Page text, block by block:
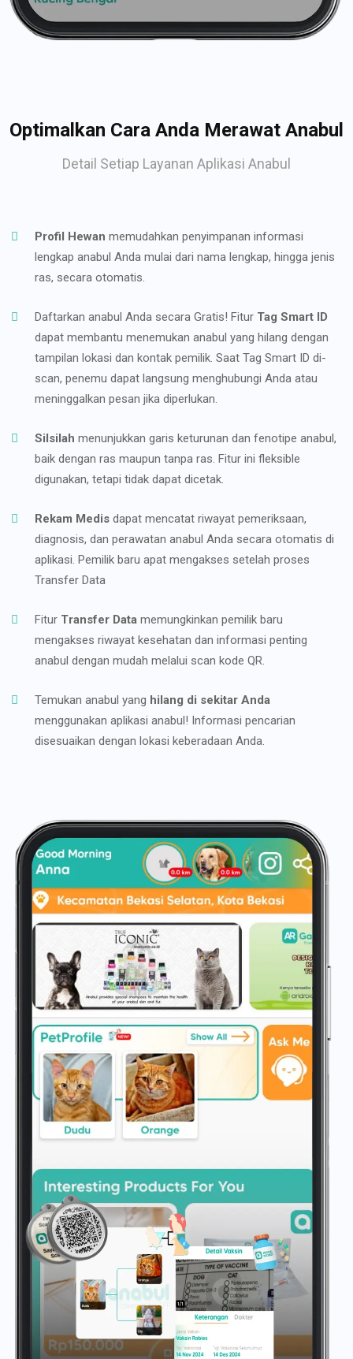
Optimalkan Cara Anda Merawat Anabul
Detail Setiap Layanan Aplikasi Anabul
Profil Hewan memudahkan penyimpanan informasi
lengkap anabul Anda mulai dari nama lengkap, hingga jenis
ras, secara otomatis.
Daftarkan anabul Anda secara Gratis! Fitur Tag Smart ID
dapat membantu menemukan anabul yang hilang dengan
tampilan lokasi dan kontak pemilik. Saat Tag Smart ID di-
scan, penemu dapat langsung menghubungi Anda atau
meninggalkan pesan jika diperlukan.
Silsilah menunjukkan garis keturunan dan fenotipe anabul,
baik dengan ras maupun tanpa ras. Fitur ini fleksible
digunakan, tetapi tidak dapat dicetak.
Rekam Medis dapat mencatat riwayat pemeriksaan,
diagnosis, dan perawatan anabul Anda secara otomatis di
aplikasi. Pemilik baru apat mengakses setelah proses
Transfer Data
Fitur Transfer Data memungkinkan pemilik baru
mengakses riwayat kesehatan dan informasi penting
anabul dengan mudah melalui scan kode QR.
Temukan anabul yang hilang di sekitar Anda
menggunakan aplikasi anabul! Informasi pencarian
disesuaikan dengan lokasi keberadaan Anda.